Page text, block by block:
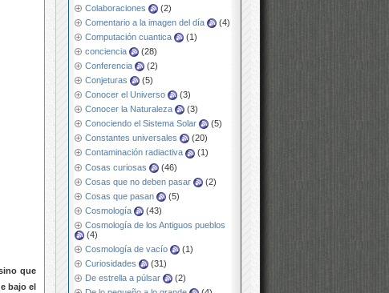
Colaboraciones
(2)
Comentario a la imagen del día
(4)
Computación cuantica
(1)
conciencia
(28)
Conferencia
(2)
Conjeturas
(5)
Conocer el Universo
(3)
Conocer la Naturaleza
(3)
Conociendo el Sistema Solar
(5)
Constantes universales
(20)
Contaminación radiactiva
(1)
Cosas curiosas
(46)
Cosas que no deben pasar
(2)
Cosas que pasan
(5)
Cosmología
(43)
Cosmología de los Antiguos pueblos
(4)
Cosmología de vacío
(1)
Curiosidades
(31)
De estrella a púlsar
(2)
que
bajo el